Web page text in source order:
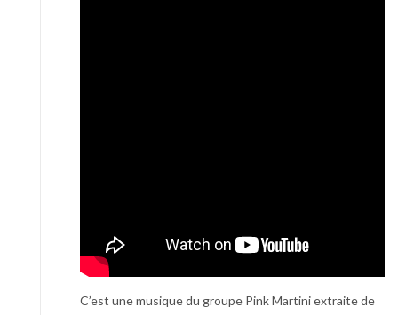
C’est une musique du groupe Pink Martini extraite de